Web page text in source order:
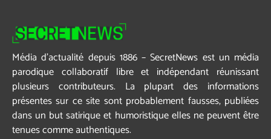
Média d’actualité depuis 1886 – SecretNews est un média
parodique collaboratif libre et indépendant réunissant
plusieurs contributeurs. La plupart des informations
présentes sur ce site sont probablement fausses, publiées
dans un but satirique et humoristique elles ne peuvent être
tenues comme authentiques.